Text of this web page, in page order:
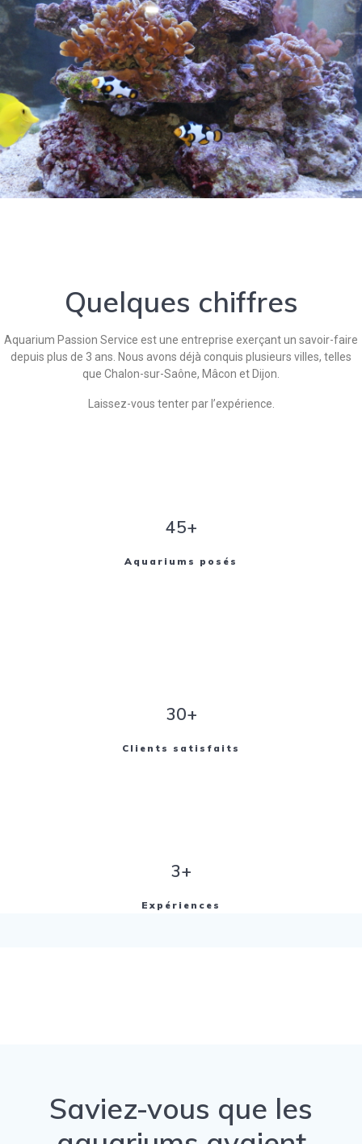
Quelques chiffres
Aquarium Passion Service est une entreprise exerçant un savoir-faire
depuis plus de 3 ans. Nous avons déjà conquis plusieurs villes, telles
que Chalon-sur-Saône, Mâcon et Dijon.
Laissez-vous tenter par l’expérience.
45+
Aquariums posés
30+
Clients satisfaits
3+
Expériences
Saviez-vous que les